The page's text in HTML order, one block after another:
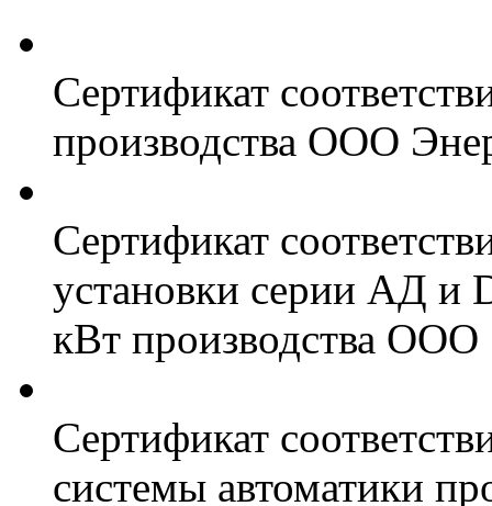
Сертификат
производства ООО
Сертификат
установки серии АД и
кВт производства ООО
Сертификат
системы автоматики